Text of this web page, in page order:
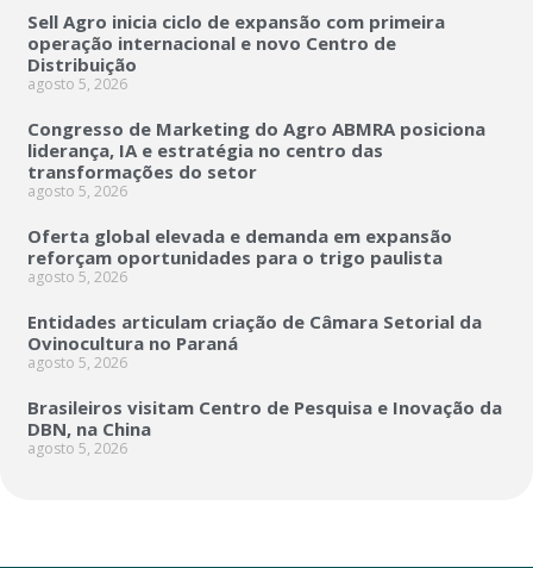
Sell Agro inicia ciclo de expansão com primeira
operação internacional e novo Centro de
Distribuição
agosto 5, 2026
Congresso de Marketing do Agro ABMRA posiciona
liderança, IA e estratégia no centro das
transformações do setor
agosto 5, 2026
Oferta global elevada e demanda em expansão
reforçam oportunidades para o trigo paulista
agosto 5, 2026
Entidades articulam criação de Câmara Setorial da
Ovinocultura no Paraná
agosto 5, 2026
Brasileiros visitam Centro de Pesquisa e Inovação da
DBN, na China
agosto 5, 2026